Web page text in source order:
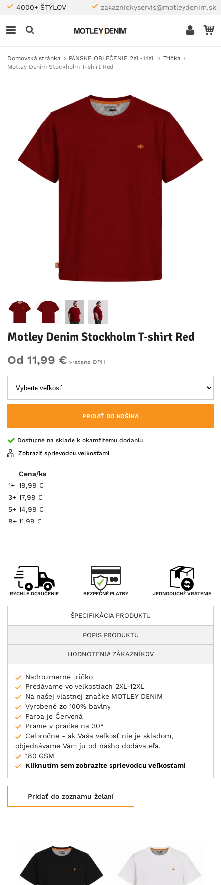
4000+ ŠTÝLOV zakaznickyservis@motleydenim.sk
Domovská stránka PÁNSKE OBLEČENIE 2XL-14XL
Tričká
Motley Denim Stockholm T-shirt Red
Motley Denim Stockholm T-shirt Red
Od 11,99 € vrátane DPH
PRIDAŤ DO KOŠÍKA
Dostupné na sklade k okamžitému dodaniu
Zobraziť sprievodcu veľkosťami
Cena/ks
1+ 19,99 €
3+ 17,99 €
5+ 14,99 €
8+ 11,99 €
RÝCHLE DORUČENIE BEZPEČNÉ PLATBY JEDNODUCHÉ VRÁTENIE
ŠPECIFIKÁCIA PRODUKTU
POPIS PRODUKTU
HODNOTENIA ZÁKAZNÍKOV
Nadrozmerné tričko
Predávame vo veľkostiach 2XL-12XL
Na našej vlastnej značke MOTLEY DENIM
Vyrobené zo 100% bavlny
Farba je Červená
Pranie v práčke na 30°
Celoročne - ak Vaša veľkosť nie je skladom,
objednávame Vám ju od nášho dodávateľa.
180 GSM
Kliknutím sem zobrazíte sprievodcu veľkosťami
Pridať do zoznamu želaní